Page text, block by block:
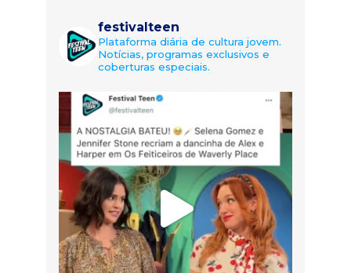
festivalteen
Plataforma diária de cultura jovem.
Notícias, programas exclusivos e
coberturas especiais.